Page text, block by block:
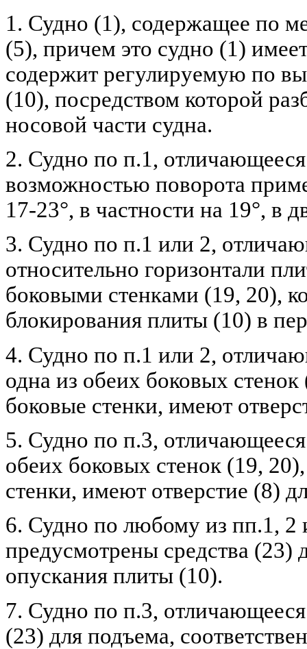
1. Судно (1), содержащее по
(5), причем это судно (1)
содержит регулируемую по
(10), посредством которой
носовой части судна.
2. Судно по п.1,
возможностью поворота
17-23°, в частности на 19°, в
3. Судно по п.1 или 2,
относительно горизонтали
боковыми стенками (19, 20),
блокирования плиты (10) в
4. Судно по п.1 или 2,
одна из обеих боковых
боковые стенки, имеют
5. Судно по п.3,
обеих боковых стенок (19,
стенки, имеют отверстие (8)
6. Судно по любому из пп.1, 2
предусмотрены средства (23)
опускания плиты (10).
7. Судно по п.3,
(23) для подъема,